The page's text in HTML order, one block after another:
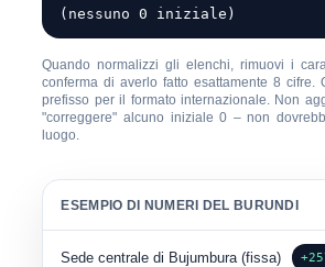
(nessuno 0 iniziale)
Quando normalizzi gli elenchi, rimuovi i
conferma di averlo fattoesattamente 8 cifre.
prefisso per il formato internazionale. Non
"correggere" alcuno iniziale 0 – non
luogo.
ESEMPIO DI NUMERI DEL BURUNDI
Sede centrale di Bujumbura (fissa)